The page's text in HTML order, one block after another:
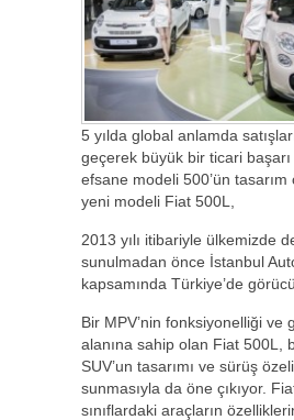
5 yılda global anlamda
geçerek büyük bir ticari başarı
efsane modeli 500’ün tasarım
yeni modeli Fiat 500L,
2013 yılı itibariyle ülkemizde
sunulmadan önce İstanbul
kapsamında Türkiye’de
Bir MPV’nin fonksiyonelliği ve
alanına sahip olan Fiat 500L,
SUV’un tasarımı ve sürüş
sunmasıyla da öne çıkıyor.
sınıflardaki araçların